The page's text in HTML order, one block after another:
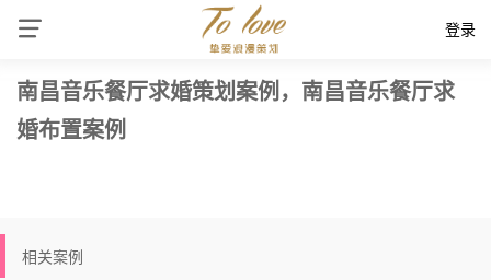
登录
南昌音乐餐厅求婚策划案例，南昌音乐餐厅求
婚布置案例
相关案例